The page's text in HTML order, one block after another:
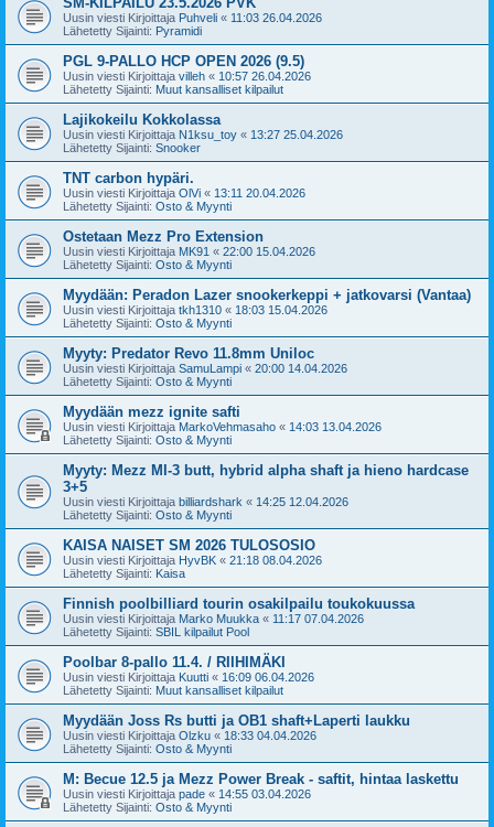
Uusin viesti Kirjoittaja Puhveli « 11:03 26.04.2026
Lähetetty Sijainti: Pyramidi
PGL 9-PALLO HCP OPEN 2026 (9.5)
Uusin viesti Kirjoittaja villeh « 10:57 26.04.2026
Lähetetty Sijainti: Muut kansalliset kilpailut
Lajikokeilu Kokkolassa
Uusin viesti Kirjoittaja N1ksu_toy « 13:27 25.04.2026
Lähetetty Sijainti: Snooker
TNT carbon hypäri.
Uusin viesti Kirjoittaja OlVi « 13:11 20.04.2026
Lähetetty Sijainti: Osto & Myynti
Ostetaan Mezz Pro Extension
Uusin viesti Kirjoittaja MK91 « 22:00 15.04.2026
Lähetetty Sijainti: Osto & Myynti
Myydään: Peradon Lazer snookerkeppi + jatkovarsi (Vantaa)
Uusin viesti Kirjoittaja tkh1310 « 18:03 15.04.2026
Lähetetty Sijainti: Osto & Myynti
Myyty: Predator Revo 11.8mm Uniloc
Uusin viesti Kirjoittaja SamuLampi « 20:00 14.04.2026
Lähetetty Sijainti: Osto & Myynti
Myydään mezz ignite safti
Uusin viesti Kirjoittaja MarkoVehmasaho « 14:03 13.04.2026
Lähetetty Sijainti: Osto & Myynti
Myyty: Mezz MI-3 butt, hybrid alpha shaft ja hieno hardcase
3+5
Uusin viesti Kirjoittaja billiardshark « 14:25 12.04.2026
Lähetetty Sijainti: Osto & Myynti
KAISA NAISET SM 2026 TULOSOSIO
Uusin viesti Kirjoittaja HyvBK « 21:18 08.04.2026
Lähetetty Sijainti: Kaisa
Finnish poolbilliard tourin osakilpailu toukokuussa
Uusin viesti Kirjoittaja Marko Muukka « 11:17 07.04.2026
Lähetetty Sijainti: SBIL kilpailut Pool
Poolbar 8-pallo 11.4. / RIIHIMÄKI
Uusin viesti Kirjoittaja Kuutti « 16:09 06.04.2026
Lähetetty Sijainti: Muut kansalliset kilpailut
Myydään Joss Rs butti ja OB1 shaft+Laperti laukku
Uusin viesti Kirjoittaja Olzku « 18:33 04.04.2026
Lähetetty Sijainti: Osto & Myynti
M: Becue 12.5 ja Mezz Power Break - saftit, hintaa laskettu
Uusin viesti Kirjoittaja pade « 14:55 03.04.2026
Lähetetty Sijainti: Osto & Myynti